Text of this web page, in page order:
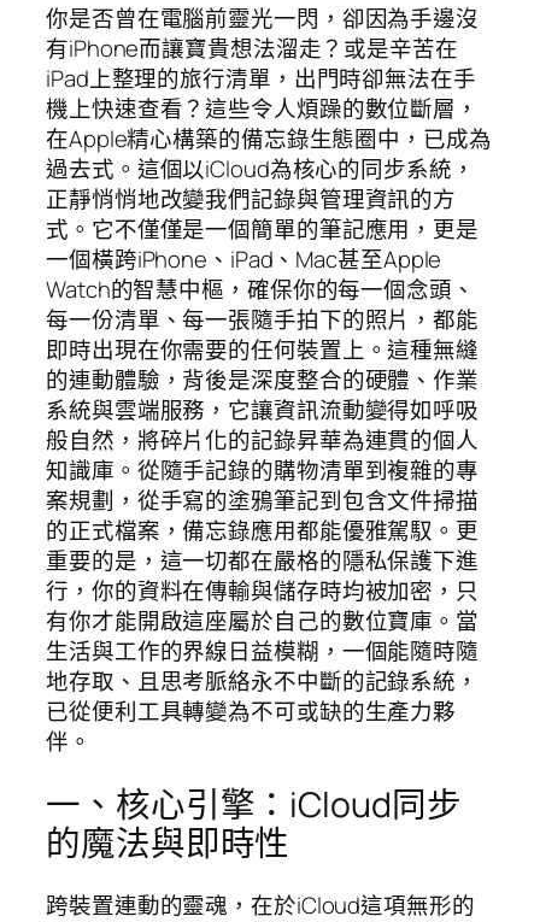
你是否曾在電腦前靈光一閃，卻因為手邊沒
有iPhone而讓寶貴想法溜走？或是辛苦在
iPad上整理的旅行清單，出門時卻無法在手
機上快速查看？這些令人煩躁的數位斷層，
在Apple精心構築的備忘錄生態圈中，已成為
過去式。這個以iCloud為核心的同步系統，
正靜悄悄地改變我們記錄與管理資訊的方
式。它不僅僅是一個簡單的筆記應用，更是
一個橫跨iPhone、iPad、Mac甚至Apple
Watch的智慧中樞，確保你的每一個念頭、
每一份清單、每一張隨手拍下的照片，都能
即時出現在你需要的任何裝置上。這種無縫
的連動體驗，背後是深度整合的硬體、作業
系統與雲端服務，它讓資訊流動變得如呼吸
般自然，將碎片化的記錄昇華為連貫的個人
知識庫。從隨手記錄的購物清單到複雜的專
案規劃，從手寫的塗鴉筆記到包含文件掃描
的正式檔案，備忘錄應用都能優雅駕馭。更
重要的是，這一切都在嚴格的隱私保護下進
行，你的資料在傳輸與儲存時均被加密，只
有你才能開啟這座屬於自己的數位寶庫。當
生活與工作的界線日益模糊，一個能隨時隨
地存取、且思考脈絡永不中斷的記錄系統，
已從便利工具轉變為不可或缺的生產力夥
伴。
一、核心引擎：iCloud同步
的魔法與即時性
跨裝置連動的靈魂，在於iCloud這項無形的